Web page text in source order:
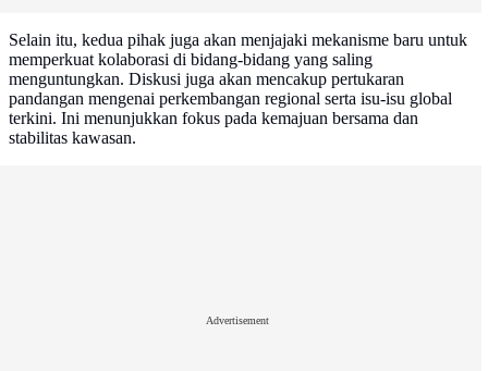
Selain itu, kedua pihak juga akan menjajaki mekanisme baru untuk
memperkuat kolaborasi di bidang-bidang yang saling
menguntungkan. Diskusi juga akan mencakup pertukaran
pandangan mengenai perkembangan regional serta isu-isu global
terkini. Ini menunjukkan fokus pada kemajuan bersama dan
stabilitas kawasan.
Advertisement